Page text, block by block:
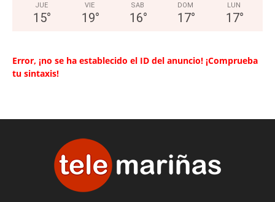
JUE
15°
VIE
19°
SAB
16°
DOM
17°
LUN
17°
Error, ¡no se ha establecido el ID del anuncio! ¡Comprueba
tu sintaxis!